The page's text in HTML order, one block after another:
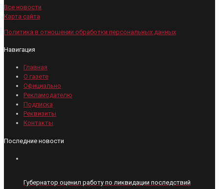
Все новости
Карта сайта
Политика в отношении обработки персональных данных
Навигация
Главная
О газете
Официально
Рекламодателю
Подписка
Реквизиты
Контакты
Последние новости
Губернатор оценил работу по ликвидации последствий